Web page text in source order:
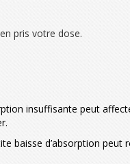
pris votre dose.
insuffisante peut
baisse d’absorption peut